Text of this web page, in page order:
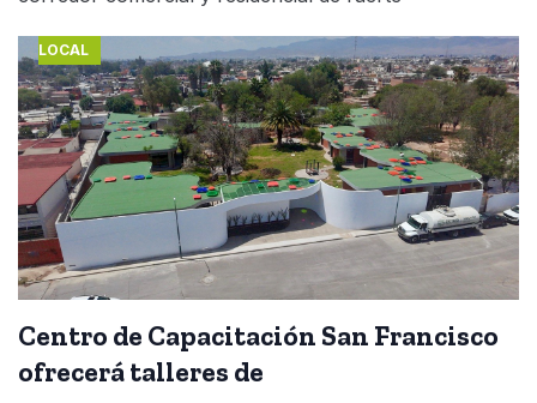
LOCAL
Centro de Capacitación San Francisco
ofrecerá talleres de